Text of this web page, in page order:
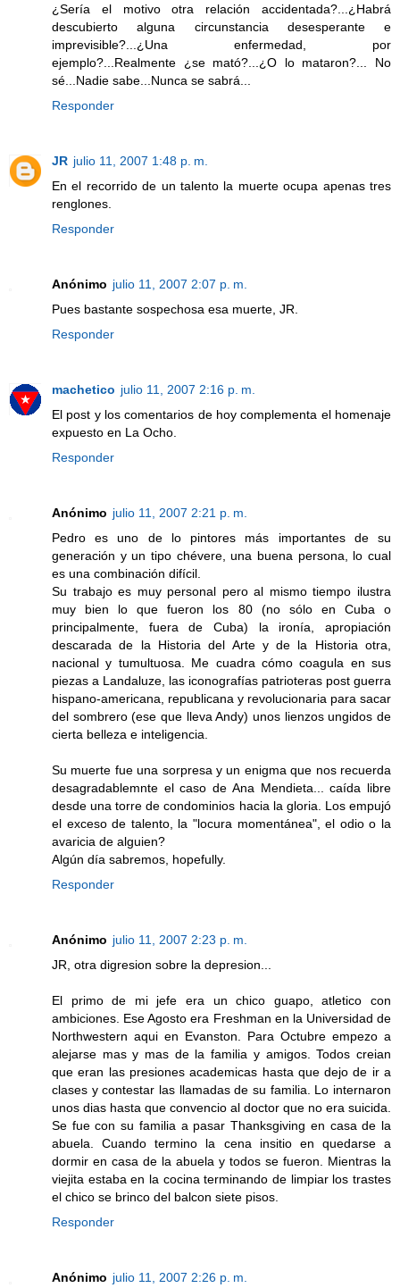
¿Sería el motivo otra relación accidentada?...¿Habrá
descubierto alguna circunstancia desesperante e
imprevisible?...¿Una enfermedad, por
ejemplo?...Realmente ¿se mató?...¿O lo mataron?... No
sé...Nadie sabe...Nunca se sabrá...
Responder
JR julio 11, 2007 1:48 p. m.
En el recorrido de un talento la muerte ocupa apenas tres
renglones.
Responder
Anónimo julio 11, 2007 2:07 p. m.
Pues bastante sospechosa esa muerte, JR.
Responder
machetico julio 11, 2007 2:16 p. m.
El post y los comentarios de hoy complementa el homenaje
expuesto en La Ocho.
Responder
Anónimo julio 11, 2007 2:21 p. m.
Pedro es uno de lo pintores más importantes de su
generación y un tipo chévere, una buena persona, lo cual
es una combinación difícil.
Su trabajo es muy personal pero al mismo tiempo ilustra
muy bien lo que fueron los 80 (no sólo en Cuba o
principalmente, fuera de Cuba) la ironía, apropiación
descarada de la Historia del Arte y de la Historia otra,
nacional y tumultuosa. Me cuadra cómo coagula en sus
piezas a Landaluze, las iconografías patrioteras post guerra
hispano-americana, republicana y revolucionaria para sacar
del sombrero (ese que lleva Andy) unos lienzos ungidos de
cierta belleza e inteligencia.
Su muerte fue una sorpresa y un enigma que nos recuerda
desagradablemnte el caso de Ana Mendieta... caída libre
desde una torre de condominios hacia la gloria. Los empujó
el exceso de talento, la "locura momentánea", el odio o la
avaricia de alguien?
Algún día sabremos, hopefully.
Responder
Anónimo julio 11, 2007 2:23 p. m.
JR, otra digresion sobre la depresion...
El primo de mi jefe era un chico guapo, atletico con
ambiciones. Ese Agosto era Freshman en la Universidad de
Northwestern aqui en Evanston. Para Octubre empezo a
alejarse mas y mas de la familia y amigos. Todos creian
que eran las presiones academicas hasta que dejo de ir a
clases y contestar las llamadas de su familia. Lo internaron
unos dias hasta que convencio al doctor que no era suicida.
Se fue con su familia a pasar Thanksgiving en casa de la
abuela. Cuando termino la cena insitio en quedarse a
dormir en casa de la abuela y todos se fueron. Mientras la
viejita estaba en la cocina terminando de limpiar los trastes
el chico se brinco del balcon siete pisos.
Responder
Anónimo julio 11, 2007 2:26 p. m.